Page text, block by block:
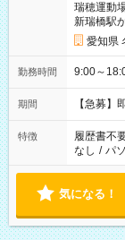
瑞穂運動
新瑞橋駅
愛知県
勤務時間 9:00～
期間 【急募
特徴 履歴書不
なし / パ
気になる！